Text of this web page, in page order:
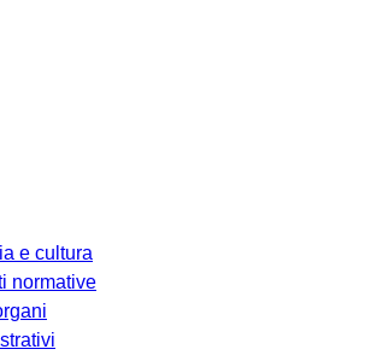
e cultura
normative